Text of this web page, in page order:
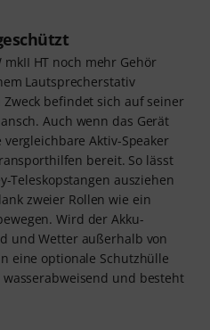
HT noch mehr Gehör
Lautsprecherstativ
befindet sich auf seiner
Auch wenn das Gerät
Aktiv-Speaker
bereit. So lässt
Teleskopstangen ausziehen
zweier Rollen wie ein
Wird der Akku-
und Wetter außerhalb von
eine optionale Schutzhülle
und besteht